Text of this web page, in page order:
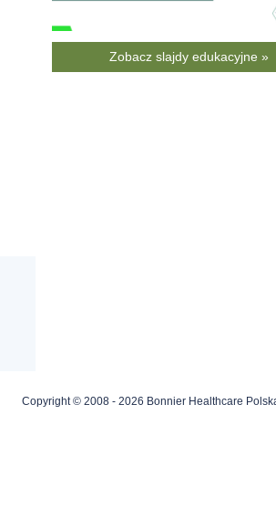
Zobacz slajdy edukacyjne »
Copyright © 2008 - 2026 Bonnier Healthcare